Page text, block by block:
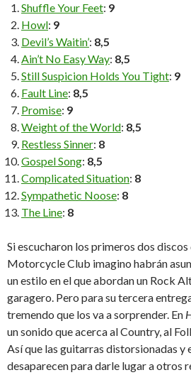
Shuffle Your Feet: 9
Howl: 9
Devil’s Waitin’: 8,5
Ain’t No Easy Way: 8,5
Still Suspicion Holds You Tight: 9
Fault Line: 8,5
Promise: 9
Weight of the World: 8,5
Restless Sinner: 8
Gospel Song: 8,5
Complicated Situation: 8
Sympathetic Noose: 8
The Line: 8
Si escucharon los primeros dos
Motorcycle Club imagino habrán
un estilo en el que abordan un Rock
garagero. Pero para su tercera
tremendo que los va a sorprender. En
un sonido que acerca al Country, al
Así que las guitarras distorsionadas y
desaparecen para darle lugar a otros